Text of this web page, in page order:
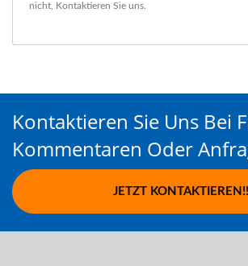
nicht, Kontaktieren Sie uns
Kontaktieren Sie Uns Bei
Kommentaren Oder
JETZT KONTAKTIEREN!!